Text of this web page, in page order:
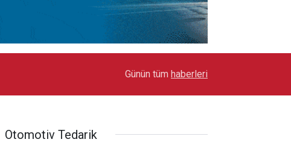
Toyota Otomotiv Sanayi Türkiye Üretime Ara
Günün tüm haberleri
Otomotiv Tedarik